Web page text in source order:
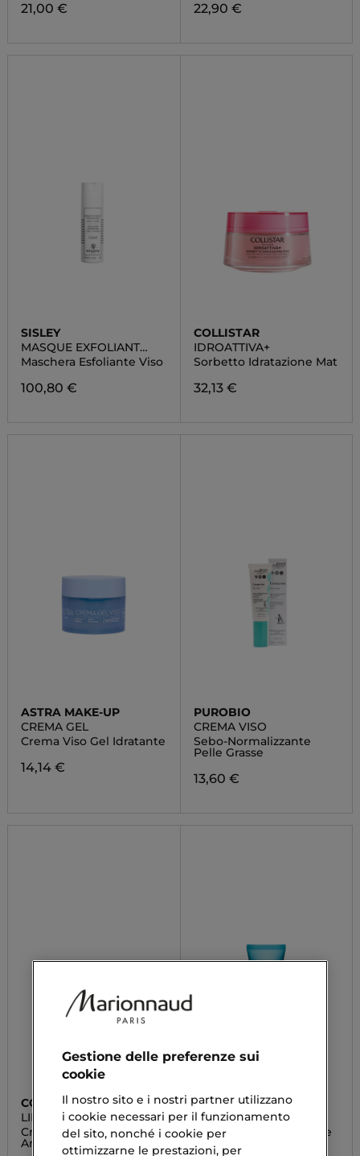
21,00 € 22,90 €
SISLEY
MASQUE EXFOLIANT
ENZYMATIQUE
Maschera Esfoliante Viso
100,80 €
COLLISTAR
IDROATTIVA+
Sorbetto Idratazione Mat
32,13 €
ASTRA MAKE-UP
CREMA GEL
Crema Viso Gel Idratante
14,14 €
PUROBIO
CREMA VISO
Sebo-Normalizzante
Pelle Grasse
13,60 €
COLLISTAR
LINEA UOMO
Crema-Gel Opacizzante
Anti-Età
CLARINS
HYDRA-ESSENTIEL
Gel Idratante - Per Pelle
Normale o Mista
Gestione delle preferenze sui
cookie
Il nostro sito e i nostri partner utilizzano
i cookie necessari per il funzionamento
del sito, nonché i cookie per
ottimizzarne le prestazioni, per